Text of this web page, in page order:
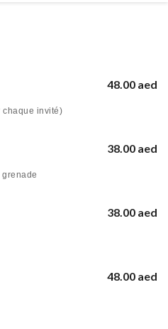
48.00 aed
chaque invité)
38.00 aed
38.00 aed
48.00 aed